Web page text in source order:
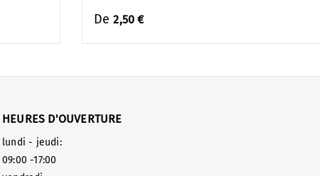
De2,50 €
HEURES D'OUVERTURE
lundi - jeudi:
09:00 -17:00